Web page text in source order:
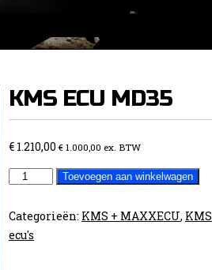
KMS ECU MD35
€1.210,00 € 1.000,00 ex. BTW
KMS
MD35
aantal
Toevoegen aan winkelwagen
Categorieën: KMS + MAXXECU, KMS
ecu's